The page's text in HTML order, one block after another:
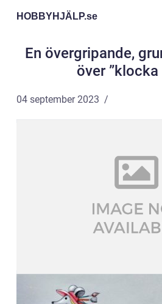
HOBBYHJÄLP.se
En övergripande,
över ”klocka
04 september 2023